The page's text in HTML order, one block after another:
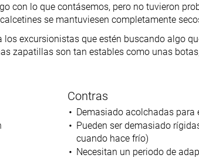
con lo que contásemos, pero no tuvieron
se mantuviesen completamente
los excursionistas que estén buscando algo
zapatillas son tan estables como unas
Contras
Demasiado acolchadas para
Pueden ser demasiado
cuando hace frío)
Necesitan un periodo de